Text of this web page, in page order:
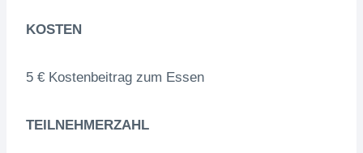
KOSTEN
5 € Kostenbeitrag zum Essen
TEILNEHMERZAHL